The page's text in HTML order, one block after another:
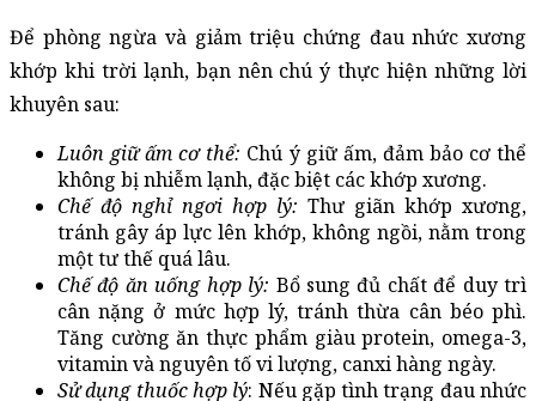
Để phòng ngừa và giảm triệu chứng đau nhức xương
khớp khi trời lạnh, bạn nên chú ý thực hiện những lời
khuyên sau:
Luôn giữ ấm cơ thể: Chú ý giữ ấm, đảm bảo cơ thể
không bị nhiễm lạnh, đặc biệt các khớp xương.
Chế độ nghỉ ngơi hợp lý: Thư giãn khớp xương,
tránh gây áp lực lên khớp, không ngồi, nằm trong
một tư thế quá lâu.
Chế độ ăn uống hợp lý: Bổ sung đủ chất để duy trì
cân nặng ở mức hợp lý, tránh thừa cân béo phì.
Tăng cường ăn thực phẩm giàu protein, omega-3,
vitamin và nguyên tố vi lượng, canxi hàng ngày.
Sử dụng thuốc hợp lý: Nếu gặp tình trạng đau nhức